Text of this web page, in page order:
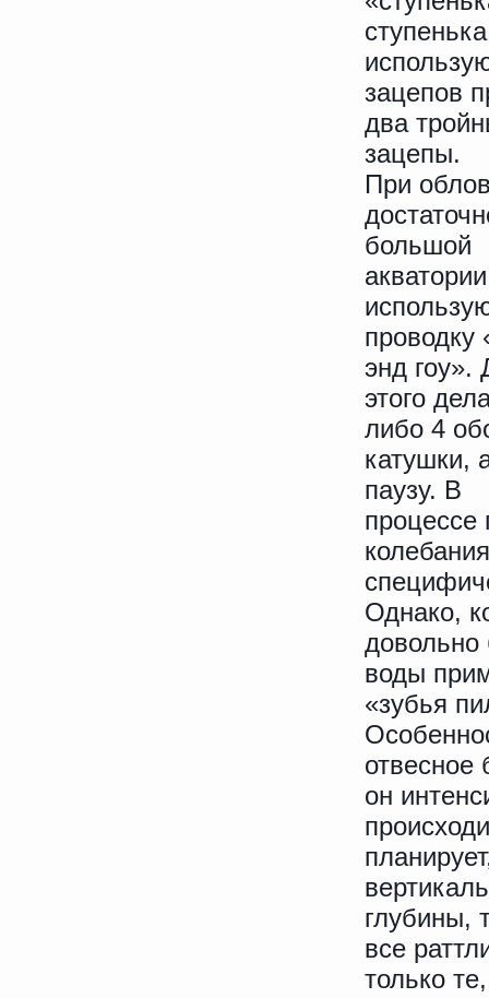
зацепов
два
зацепы.
При
большой
акватории
проводку
энд гоу».
этого
либо 4
катушки,
паузу. В
процессе
Однако,
довольно
воды
«зубья
отвесное
он
глубины,
все
только